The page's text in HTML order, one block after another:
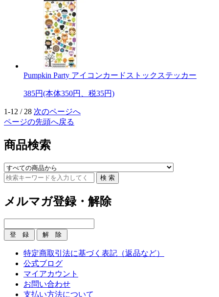
Pumpkin Party アイコンカードストックステッカー
385円(本体350円、税35円)
1-12 / 28 次のページへ
ページの先頭へ戻る
商品検索
メルマガ登録・解除
特定商取引法に基づく表記（返品など）
公式ブログ
マイアカウント
お問い合わせ
支払い方法について